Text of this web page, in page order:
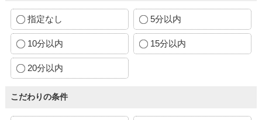
指定なし 5分以内
10分以内 15分以内
20分以内
こだわりの条件